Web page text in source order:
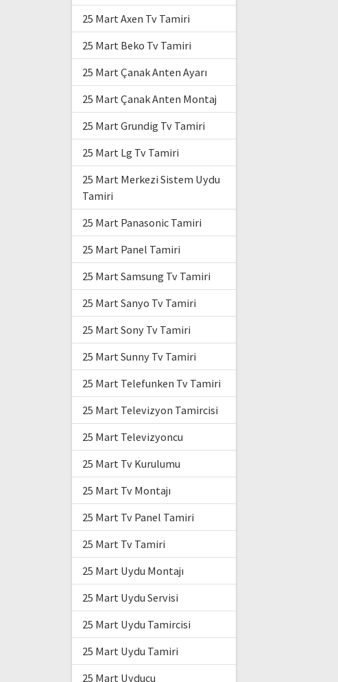
25 Mart Axen Tv Tamiri
25 Mart Beko Tv Tamiri
25 Mart Çanak Anten Ayarı
25 Mart Çanak Anten Montaj
25 Mart Grundig Tv Tamiri
25 Mart Lg Tv Tamiri
25 Mart Merkezi Sistem Uydu
Tamiri
25 Mart Panasonic Tamiri
25 Mart Panel Tamiri
25 Mart Samsung Tv Tamiri
25 Mart Sanyo Tv Tamiri
25 Mart Sony Tv Tamiri
25 Mart Sunny Tv Tamiri
25 Mart Telefunken Tv Tamiri
25 Mart Televizyon Tamircisi
25 Mart Televizyoncu
25 Mart Tv Kurulumu
25 Mart Tv Montajı
25 Mart Tv Panel Tamiri
25 Mart Tv Tamiri
25 Mart Uydu Montajı
25 Mart Uydu Servisi
25 Mart Uydu Tamircisi
25 Mart Uydu Tamiri
25 Mart Uyducu